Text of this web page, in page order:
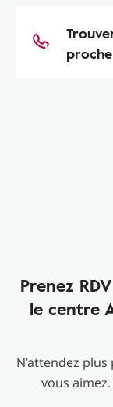
proche
Prenez
le centre
N’attendez
vous